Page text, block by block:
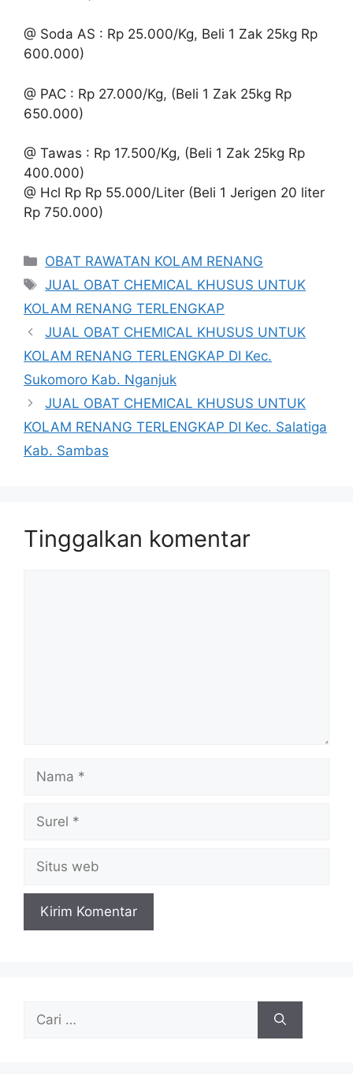
@ Soda AS : Rp 25.000/Kg, Beli 1 Zak 25kg Rp
600.000)
@ PAC : Rp 27.000/Kg, (Beli 1 Zak 25kg Rp
650.000)
@ Tawas : Rp 17.500/Kg, (Beli 1 Zak 25kg Rp
400.000)
@ Hcl Rp Rp 55.000/Liter (Beli 1 Jerigen 20 liter
Rp 750.000)
Kategori
OBAT RAWATAN KOLAM RENANG
Tag
JUAL OBAT CHEMICAL KHUSUS UNTUK
KOLAM RENANG TERLENGKAP
JUAL OBAT CHEMICAL KHUSUS UNTUK
KOLAM RENANG TERLENGKAP DI Kec.
Sukomoro Kab. Nganjuk
JUAL OBAT CHEMICAL KHUSUS UNTUK
KOLAM RENANG TERLENGKAP DI Kec. Salatiga
Kab. Sambas
Tinggalkan komentar
Nama
Surel
Situs
web
Cari